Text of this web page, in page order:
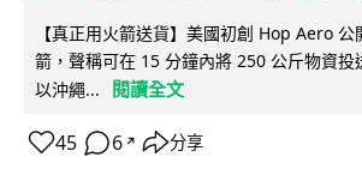
【真正用火箭送貨】美國初創 Hop Aero
箭，聲稱可在 15 分鐘內將 250 公斤物資投
以沖繩...
閱讀全文
45 6 ↗ 分享